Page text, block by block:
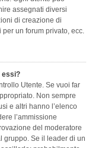
assegnati diversi
di creazione di
un forum privato, ecc.
essi?
Utente. Se vuoi far
Non sempre
e altri hanno l’elenco
l’ammissione
del moderatore
gruppo. Se il leader di un